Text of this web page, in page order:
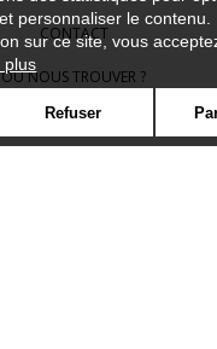
CONTACT
OÙ NOUS TROUVER ?
CONTRACT
personnaliser le contenu.
sur ce site, vous
plus
Refuser